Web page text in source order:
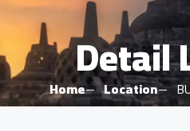
Detail
Home Location